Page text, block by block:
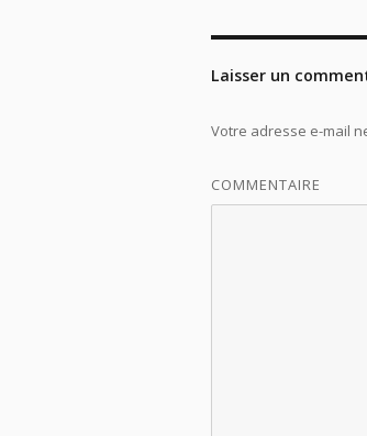
Laisser un
Votre adresse e-mail
COMMENTAIRE